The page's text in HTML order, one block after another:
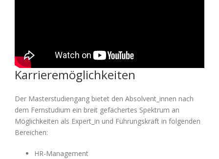
Karrieremöglichkeiten
Der Masterstudiengang bietet den Absolvent_innen nach
dem Fernstudium ein breit gefächertes Spektrum an
Möglichkeiten als Expert_in und Führungskraft in folgenden
Bereichen:
HR-Management